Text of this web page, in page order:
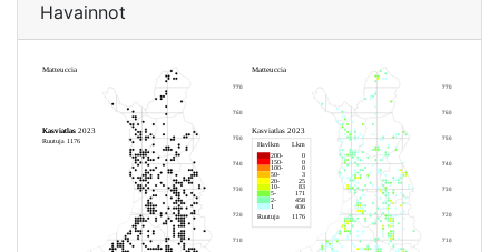
Havainnot